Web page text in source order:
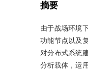
摘要
由于战场环境
功能节点以及
对分布式系统
分析载体，运